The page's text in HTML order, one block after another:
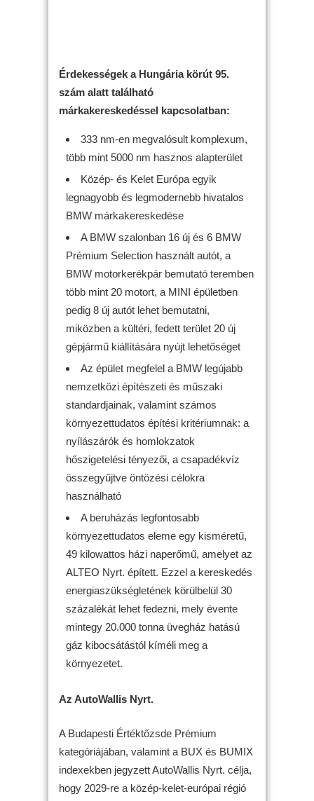
Érdekességek a Hungária körút 95.
szám alatt található
márkakereskedéssel kapcsolatban:
333 nm-en megvalósult komplexum,
több mint 5000 nm hasznos alapterület
Közép- és Kelet Európa egyik
legnagyobb és legmodernebb hivatalos
BMW márkakereskedése
A BMW szalonban 16 új és 6 BMW
Prémium Selection használt autót, a
BMW motorkerékpár bemutató teremben
több mint 20 motort, a MINI épületben
pedig 8 új autót lehet bemutatni,
miközben a kültéri, fedett terület 20 új
gépjármű kiállítására nyújt lehetőséget
Az épület megfelel a BMW legújabb
nemzetközi építészeti és műszaki
standardjainak, valamint számos
környezettudatos építési kritériumnak: a
nyílászárók és homlokzatok
hőszigetelési tényezői, a csapadékvíz
összegyűjtve öntözési célokra
használható
A beruházás legfontosabb
környezettudatos eleme egy kisméretű,
49 kilowattos házi naperőmű, amelyet az
ALTEO Nyrt. épített. Ezzel a kereskedés
energiaszükségletének körülbelül 30
százalékát lehet fedezni, mely évente
mintegy 20.000 tonna üvegház hatású
gáz kibocsátástól kíméli meg a
környezetet.
Az AutoWallis Nyrt.
A Budapesti Értéktőzsde Prémium
kategóriájában, valamint a BUX és BUMIX
indexekben jegyzett AutoWallis Nyrt. célja,
hogy 2029-re a közép-kelet-európai régió